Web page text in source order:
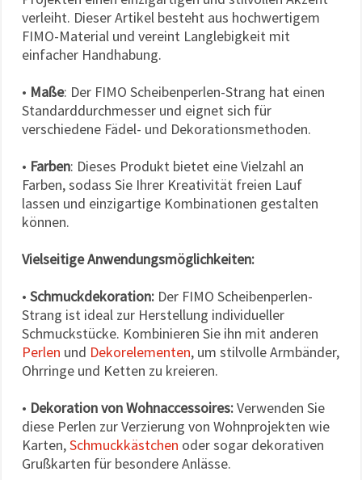
verleiht. Dieser Artikel besteht aus hochwertigem
FIMO-Material und vereint Langlebigkeit mit
einfacher Handhabung.
• Maße: Der FIMO Scheibenperlen-Strang hat einen
Standarddurchmesser und eignet sich für
verschiedene Fädel- und Dekorationsmethoden.
• Farben: Dieses Produkt bietet eine Vielzahl an
Farben, sodass Sie Ihrer Kreativität freien Lauf
lassen und einzigartige Kombinationen gestalten
können.
Vielseitige Anwendungsmöglichkeiten:
• Schmuckdekoration: Der FIMO Scheibenperlen-
Strang ist ideal zur Herstellung individueller
Schmuckstücke. Kombinieren Sie ihn mit anderen
Perlen und Dekorelementen, um stilvolle Armbänder,
Ohrringe und Ketten zu kreieren.
• Dekoration von Wohnaccessoires:Verwenden Sie
diese Perlen zur Verzierung von Wohnprojekten wie
Karten,Schmuckkästchen oder sogar dekorativen
Grußkarten für besondere Anlässe.